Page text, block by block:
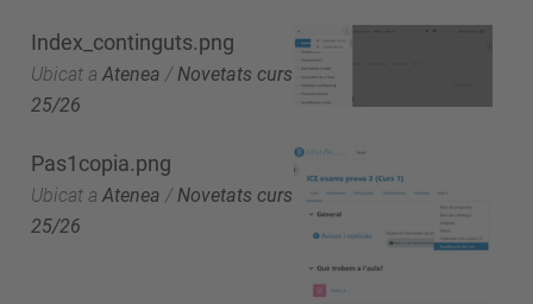
Index_continguts.png
Ubicat a Atenea /Novetats curs
25/26
Pas1copia.png
Ubicat a Atenea /Novetats curs
25/26